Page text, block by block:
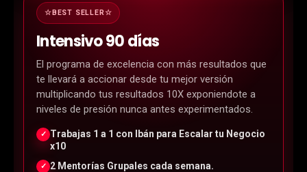
☆BEST SELLER☆
Intensivo 90 días
El programa de excelencia con más resultados que
te llevará a accionar desde tu mejor versión
multiplicando tus resultados 10X exponiendote a
niveles de presión nunca antes experimentados.
✓ Trabajas 1 a 1 con Ibán para Escalar tu Negocio
x10
✓ 2 Mentorías Grupales cada semana.